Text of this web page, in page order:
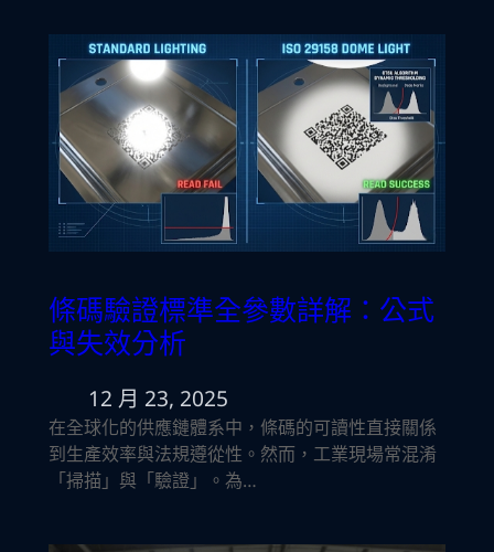
條碼驗證標準全參數詳解：公式
與失效分析
12 月 23, 2025
在全球化的供應鏈體系中，條碼的可讀性直接關係
到生產效率與法規遵從性。然而，工業現場常混淆
「掃描」與「驗證」。為…